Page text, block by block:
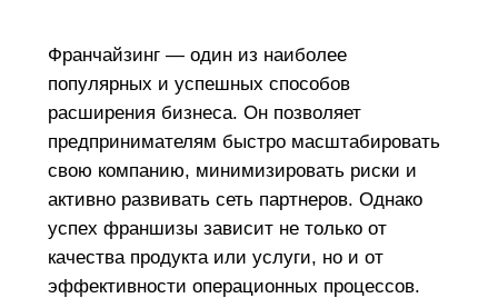
Франчайзинг — один из наиболее
популярных и успешных способов
расширения бизнеса. Он позволяет
предпринимателям быстро масштабировать
свою компанию, минимизировать риски и
активно развивать сеть партнеров. Однако
успех франшизы зависит не только от
качества продукта или услуги, но и от
эффективности операционных процессов.